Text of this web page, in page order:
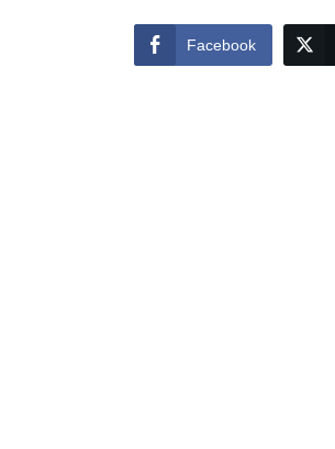
Facebook